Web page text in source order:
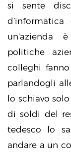
si sente
politiche
colleghi
parlandogli
lo schiavo
di soldi del
tedesco lo
andare a un